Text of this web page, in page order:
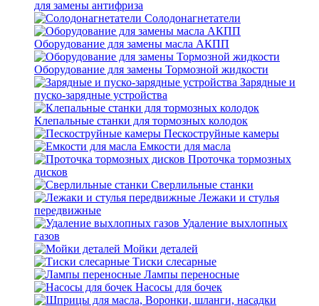
для замены антифриза
Солодонагнетатели
Оборудование для замены масла АКПП
Оборудование для замены Тормозной жидкости
Зарядные и
пуско-зарядные устройства
Клепальные станки для тормозных колодок
Пескоструйные камеры
Емкости для масла
Проточка тормозных
дисков
Сверлильные станки
Лежаки и стулья
передвижные
Удаление выхлопных
газов
Мойки деталей
Тиски слесарные
Лампы переносные
Насосы для бочек